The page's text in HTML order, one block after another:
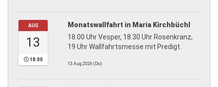
AUG
13
18:00
Monatswallfahrt in Maria Kirchbüchl
18.00 Uhr Vesper, 18.30 Uhr Rosenkranz,
19 Uhr Wallfahrtsmesse mit Predigt.
13.Aug.2026 (Do)